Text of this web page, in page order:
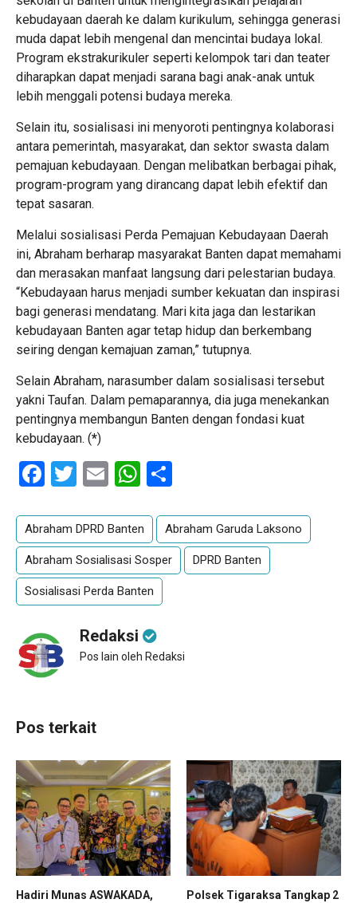
kebudayaan daerah ke dalam kurikulum, sehingga generasi
muda dapat lebih mengenal dan mencintai budaya lokal.
Program ekstrakurikuler seperti kelompok tari dan teater
diharapkan dapat menjadi sarana bagi anak-anak untuk
lebih menggali potensi budaya mereka.
Selain itu, sosialisasi ini menyoroti pentingnya kolaborasi
antara pemerintah, masyarakat, dan sektor swasta dalam
pemajuan kebudayaan. Dengan melibatkan berbagai pihak,
program-program yang dirancang dapat lebih efektif dan
tepat sasaran.
Melalui sosialisasi Perda Pemajuan Kebudayaan Daerah
ini, Abraham berharap masyarakat Banten dapat memahami
dan merasakan manfaat langsung dari pelestarian budaya.
“Kebudayaan harus menjadi sumber kekuatan dan inspirasi
bagi generasi mendatang. Mari kita jaga dan lestarikan
kebudayaan Banten agar tetap hidup dan berkembang
seiring dengan kemajuan zaman,” tutupnya.
Selain Abraham, narasumber dalam sosialisasi tersebut
yakni Taufan. Dalam pemaparannya, dia juga menekankan
pentingnya membangun Banten dengan fondasi kuat
kebudayaan. (*)
Facebook
Twitter
EmailWhatsApp
Abraham DPRD Banten Abraham Garuda Laksono
Abraham Sosialisasi Sosper DPRD Banten
Sosialisasi Perda Banten
Redaksi
Pos lain oleh Redaksi
Pos terkait
Hadiri Munas ASWAKADA,
Polsek Tigaraksa Tangkap 2